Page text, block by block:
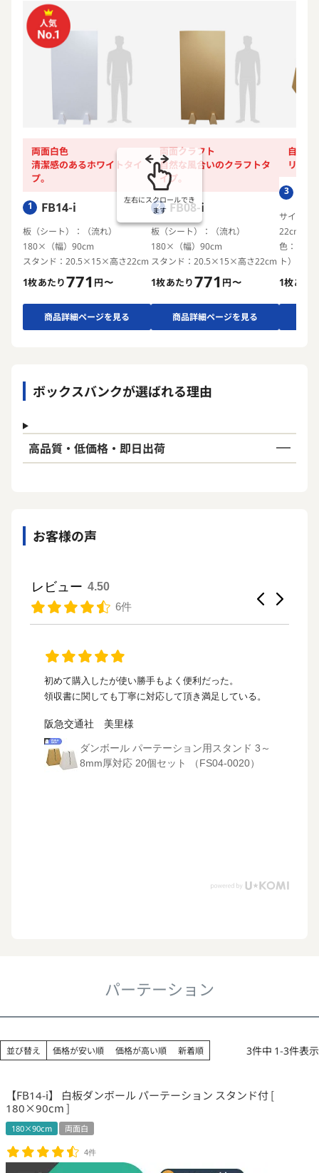
両面白色
清潔感のあるホワイトタイ
プ。
1 FB14-i
板（シート）：（流れ）
180×（幅）90cm
スタンド：20.5×15×高さ22cm
1枚あたり771 円〜
商品詳細ページを見る
両面クラフト
自然な風合いのクラフトタ
イプ。
2 FB08-i
板（シート）：（流れ）
180×（幅）90cm
スタンド：20.5×15×高さ22cm
1枚あたり771 円〜
商品詳細ページを見る
自立ス
リバ
3
サイズ：
22cm
色：表面
ト）
1枚あた
左右にスクロールでき
ます
ボックスバンクが選ばれる理由
高品質・低価格・即日出荷
お客様の声
レビュー 4.50
6件
初めて購入したが使い勝手もよく便利だった。
領収書に関しても丁寧に対応して頂き満足している。
阪急交通社 美里様
ダンボール パーテーション用スタンド 3～
8mm厚対応 20個セット （FS04-0020）
パーテーション
並び替え 価格が安い順 価格が高い順 新着順 3件中 1-3件表示
【FB14-i】 白板ダンボール パーテーション スタンド付 [
180×90cm ]
180×90cm 両面白
4件